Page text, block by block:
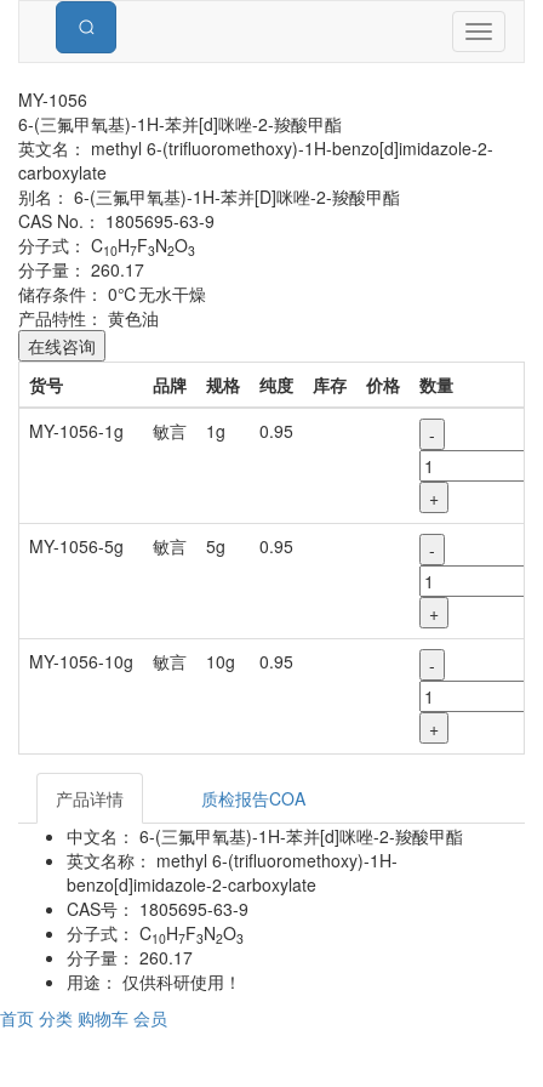
Toggle
MY-1056
6-(三氟甲氧基)-1H-苯并[d]咪唑-2-羧酸甲酯
英文名： methyl 6-(trifluoromethoxy)-1H-benzo[d]imidazole-2-
carboxylate
别名： 6-(三氟甲氧基)-1H-苯并[D]咪唑-2-羧酸甲酯
CAS No.： 1805695-63-9
分子式： C10H7F3N2O3
分子量： 260.17
储存条件： 0℃无水干燥
产品特性： 黄色油
在线咨询
货号
品牌 规格 纯度 库存 价格
数量
MY-1056-1g
敏言 1g 0.95 -
+
MY-1056-5g
敏言 5g 0.95 -
+
MY-1056-10g
敏言 10g 0.95 -
+
产品详情
质检报告COA
中文名： 6-(三氟甲氧基)-1H-苯并[d]咪唑-2-羧酸甲酯
英文名称： methyl 6-(trifluoromethoxy)-1H-
benzo[d]imidazole-2-carboxylate
CAS号： 1805695-63-9
分子式： C10H7F3N2O3
分子量： 260.17
用途： 仅供科研使用！
首页 分类 购物车 会员